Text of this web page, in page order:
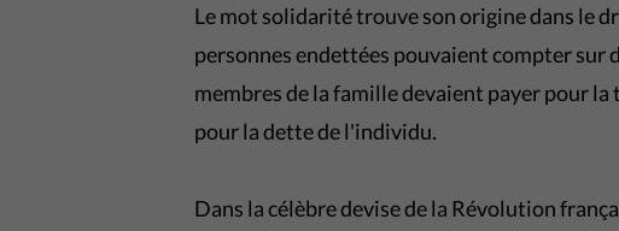
Le mot solidarité trouve son origine dans le
personnes endettées pouvaient compter sur
membres de la famille devaient payer pour
pour la dette de l'individu.
Dans la célèbre devise de la Révolution